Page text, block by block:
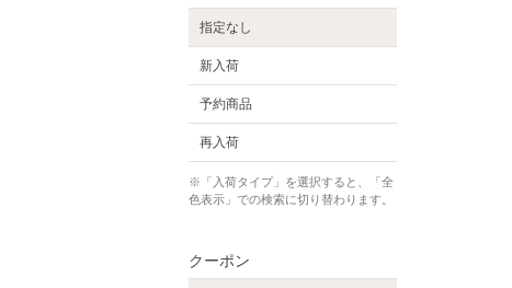
指定なし
新入荷
予約商品
再入荷
※「入荷タイプ」を選択すると、「全
色表示」での検索に切り替わります。
クーポン